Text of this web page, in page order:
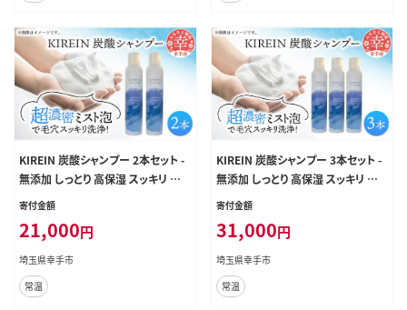
KIREIN 炭酸シャンプー 2本セット -
無添加 しっとり 高保湿 スッキリ 癒し
シャンプー 炭酸シャンプー ヘッドス
寄付金額
21,000円
埼玉県幸手市
常温
KIREIN 炭酸シャンプー 3本セット -
無添加 しっとり 高保湿 スッキリ 癒し
シャンプー 炭酸シャンプー ヘッドス
寄付金額
31,000円
埼玉県幸手市
常温